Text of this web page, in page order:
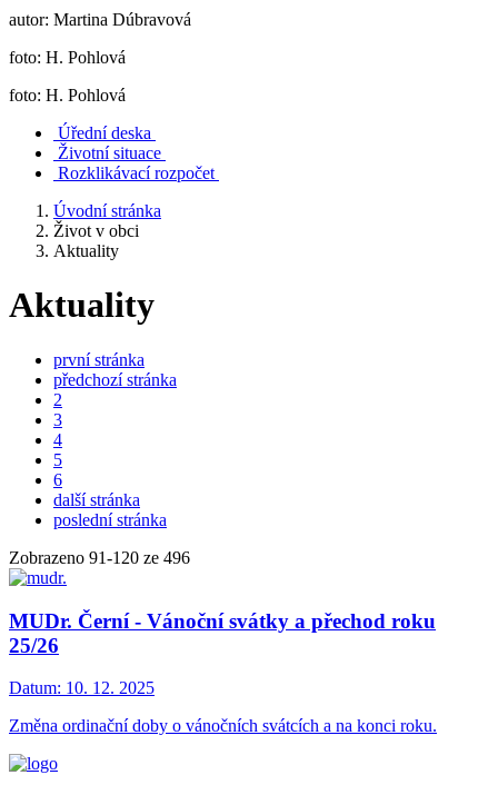
autor: Martina Dúbravová
foto: H. Pohlová
foto: H. Pohlová
Úřední deska
Životní situace
Rozklikávací rozpočet
Úvodní stránka
Život v obci
Aktuality
Aktuality
první stránka
předchozí stránka
2
3
4
5
6
další stránka
poslední stránka
Zobrazeno 91-120 ze 496
MUDr. Černí - Vánoční svátky a přechod roku
25/26
Datum: 10. 12. 2025
Změna ordinační doby o vánočních svátcích a na konci roku.